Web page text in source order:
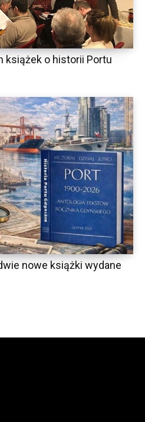
książek o historii Portu
nowe książki wydane